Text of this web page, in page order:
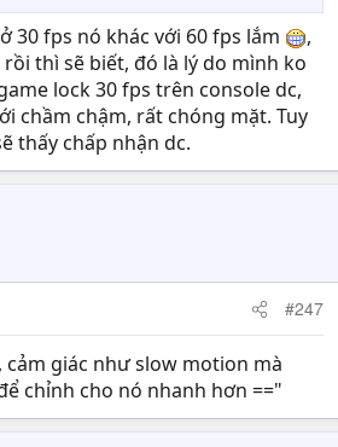
30 fps nó khác với 60 fps lắm
,
thì sẽ biết, đó là lý do mình ko
lock 30 fps trên console dc,
chầm chậm, rất chóng mặt. Tuy
thấy chấp nhận dc.
#247
cảm giác như slow motion mà
chỉnh cho nó nhanh hơn =="